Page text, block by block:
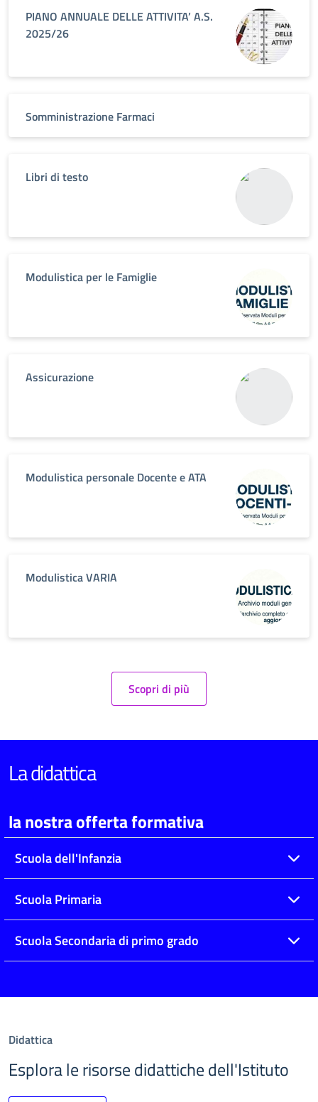
PIANO ANNUALE DELLE ATTIVITA’ A.S.
2025/26
Somministrazione Farmaci
Libri di testo
Modulistica per le Famiglie
Assicurazione
Modulistica personale Docente e ATA
Modulistica VARIA
Scopri di più
La didattica
la nostra offerta formativa
Scuola dell'Infanzia
Scuola Primaria
Scuola Secondaria di primo grado
Didattica
Esplora le risorse didattiche dell'Istituto